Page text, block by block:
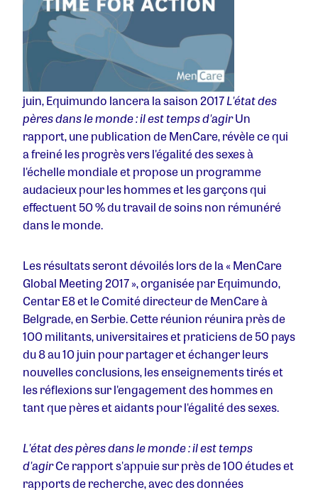
juin, Equimundo lancera la saison 2017L'état des
pères dans le monde : il est temps d'agirUn
rapport, une publication de MenCare, révèle ce qui
a freiné les progrès vers l'égalité des sexes à
l'échelle mondiale et propose un programme
audacieux pour les hommes et les garçons qui
effectuent 50 % du travail de soins non rémunéré
dans le monde.
Les résultats seront dévoilés lors de la « MenCare
Global Meeting 2017 », organisée par Equimundo,
Centar E8 et le Comité directeur de MenCare à
Belgrade, en Serbie. Cette réunion réunira près de
100 militants, universitaires et praticiens de 50 pays
du 8 au 10 juin pour partager et échanger leurs
nouvelles conclusions, les enseignements tirés et
les réflexions sur l'engagement des hommes en
tant que pères et aidants pour l'égalité des sexes.
L'état des pères dans le monde : il est temps
d'agirCe rapport s'appuie sur près de 100 études et
rapports de recherche, avec des données